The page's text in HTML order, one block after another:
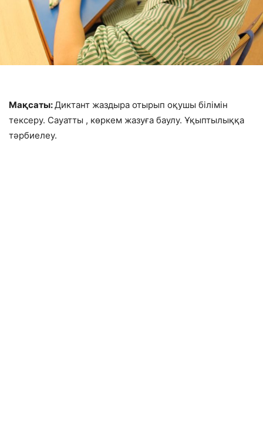
Мақсаты:Диктант жаздыра отырып оқушы білімін
тексеру. Сауатты , көркем жазуға баулу. Ұқыптылыққа
тәрбиелеу.